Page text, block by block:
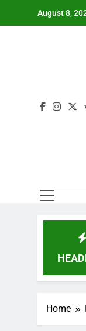
August 8,
WIB
Home